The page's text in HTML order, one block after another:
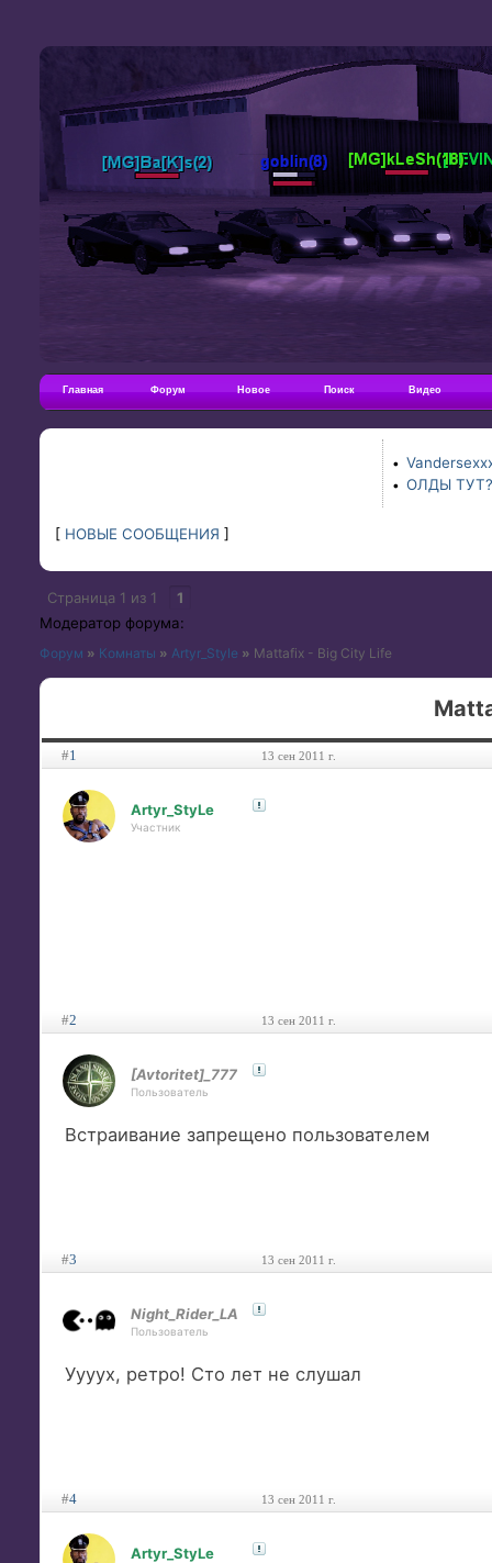
Главная Форум Новое Поиск Видео
•
• ОЛДЫ
[ НОВЫЕ СООБЩЕНИЯ ]
Страница 1 из 1
1
Модератор форума:
Форум » Комнаты » Artyr_Style » Mattafix - Big City Life
#1 13 сен 2011 г.
Artyr_StyLe
Участник
#2 13 сен 2011 г.
[Avtoritet]_777
Пользователь
Встраивание запрещено пользователем
#3 13 сен 2011 г.
Night_Rider_LA
Пользователь
Уууух, ретро! Сто лет не слушал
#4 13 сен 2011 г.
Artyr_StyLe